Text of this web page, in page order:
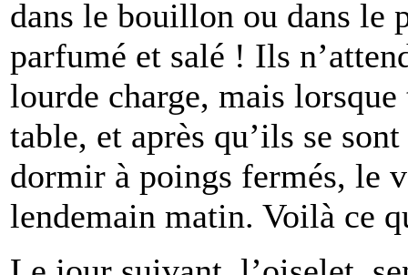
dans le bouillon ou dans le
parfumé et salé ! Ils
lourde charge, mais lorsque
table, et après qu’ils se
dormir à poings fermés, le
lendemain matin. Voilà ce